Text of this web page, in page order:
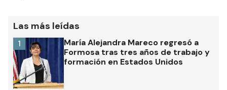
Las más leídas
María Alejandra Mareco regresó a
Formosa tras tres años de trabajo y
formación en Estados Unidos
1